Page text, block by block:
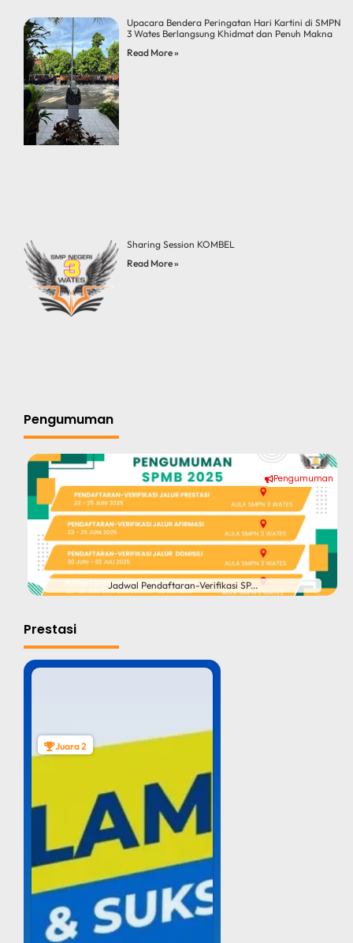
Upacara Bendera Peringatan Hari Kartini di SMPN
3 Wates Berlangsung Khidmat dan Penuh Makna
Read More »
Sharing Session KOMBEL
Read More »
Pengumuman
Pengumuman
Jadwal Pendaftaran-Verifikasi SP...
Prestasi
Juara 2